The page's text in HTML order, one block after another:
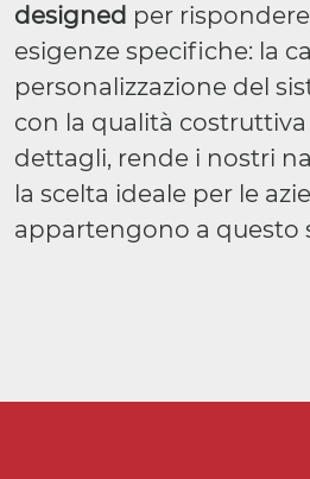
designed per
esigenze specifiche: la
personalizzazione del
con la qualità costruttiva
dettagli, rende i nostri
la scelta ideale per le
appartengono a questo